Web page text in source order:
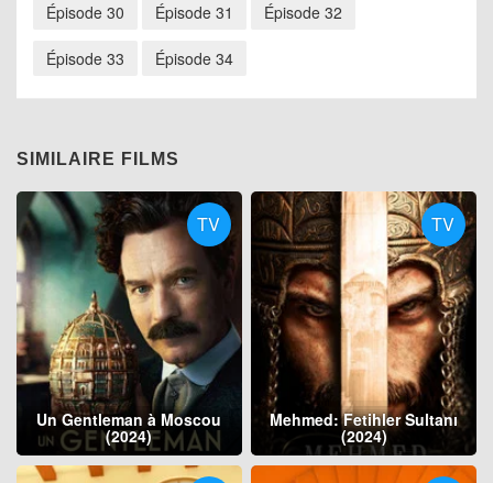
Épisode 30 Épisode 31 Épisode 32
Épisode 33 Épisode 34
SIMILAIRE FILMS
TV
Un Gentleman à Moscou
(2024)
TV
Mehmed: Fetihler Sultanı
(2024)